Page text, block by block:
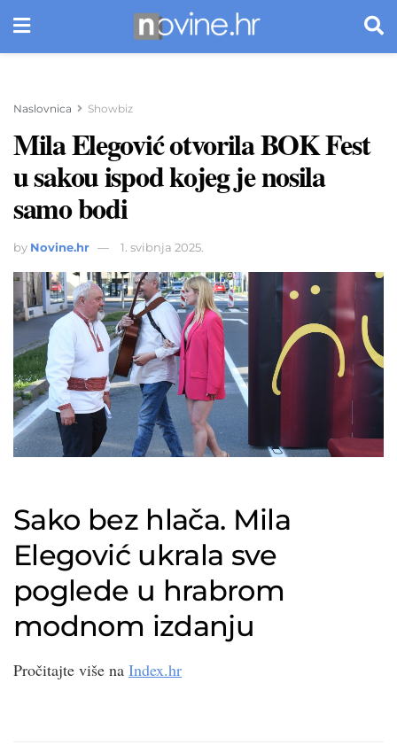
Naslovnica Showbiz
Mila Elegović otvorila BOK Fest
u sakou ispod kojeg je nosila
samo bodi
by Novine.hr 1. svibnja 2025.
Sako bez hlača. Mila
Elegović ukrala sve
poglede u hrabrom
modnom izdanju
Pročitajte više na Index.hr